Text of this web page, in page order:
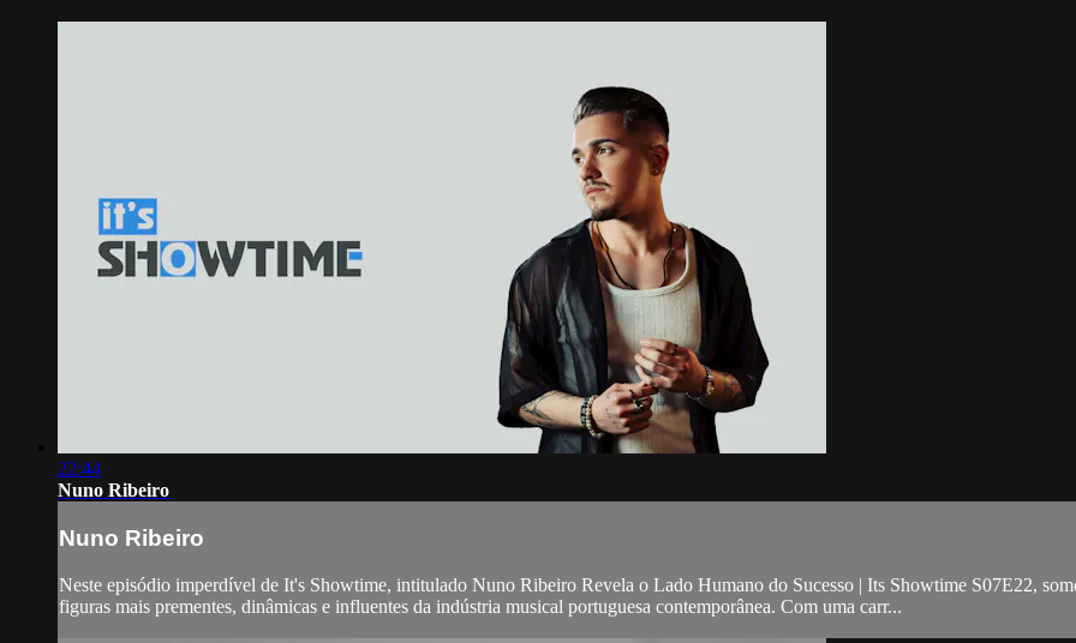
22:44
Nuno Ribeiro
Nuno Ribeiro
Neste episódio imperdível de It's Showtime, intitulado Nuno Ribeiro Revela o Lado Humano do Sucesso | Its Showtime S07E22,
figuras mais prementes, dinâmicas e influentes da indústria musical portuguesa contemporânea. Com uma carr...